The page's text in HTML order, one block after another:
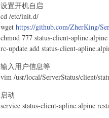
设置开机自启
cd /etc/init.d/
wget https://github.com/ZherKing/
chmod 777 status-client-apline.alpine
rc-update add status-client-
输入用户信息等
vim /usr/local/ServerStatus/client/
启动
service status-client-apline.alpine